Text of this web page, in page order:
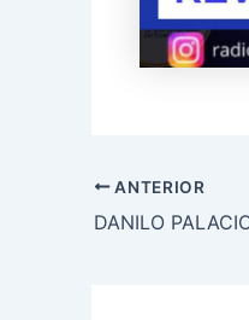
ANTERIOR